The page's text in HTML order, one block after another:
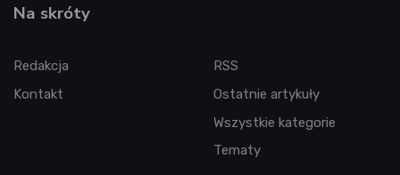
Na skróty
Redakcja
Kontakt
RSS
Ostatnie artykuły
Wszystkie kategorie
Tematy